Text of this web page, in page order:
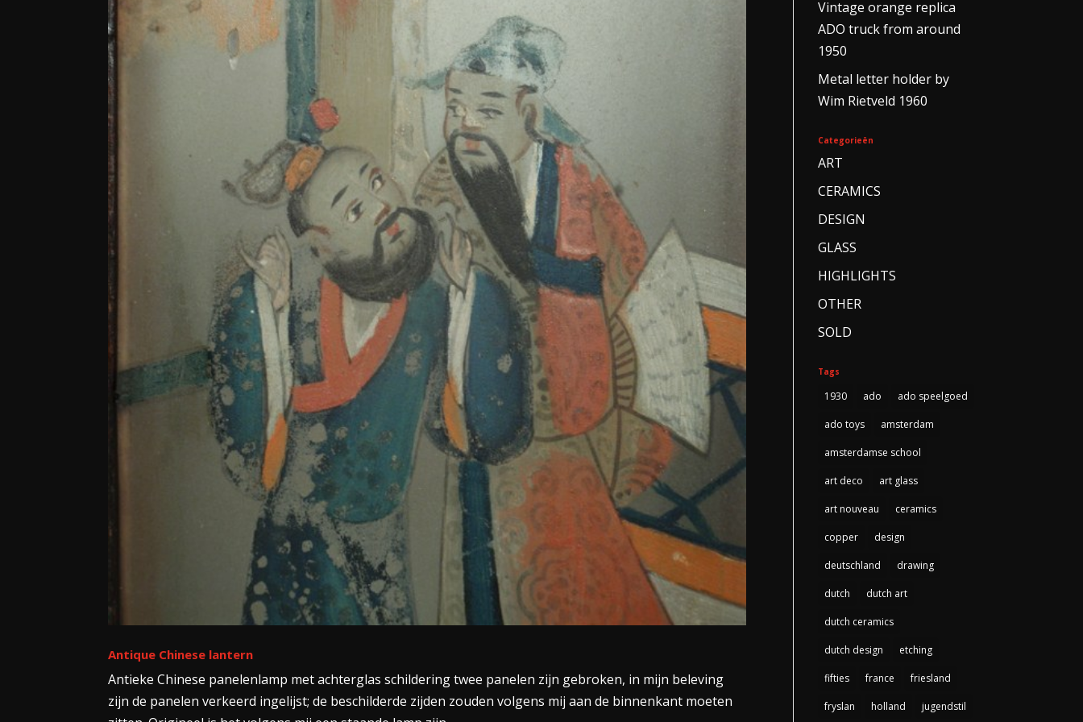
Antique Chinese lantern
Antieke Chinese panelenlamp met achterglas schildering twee panelen zijn gebroken, in mijn beleving
zijn de panelen verkeerd ingelijst; de beschilderde zijden zouden volgens mij aan de binnenkant moeten
Vintage orange replica
ADO truck from around
1950
Metal letter holder by
Wim Rietveld 1960
Categorieën
ART
CERAMICS
DESIGN
GLASS
HIGHLIGHTS
OTHER
SOLD
Tags
1930 ado ado speelgoed
ado toys amsterdam
amsterdamse school
art deco art glass
art nouveau ceramics
copper design
deutschland drawing
dutch dutch art
dutch ceramics
dutch design etching
fifties france friesland
fryslan holland jugendstil